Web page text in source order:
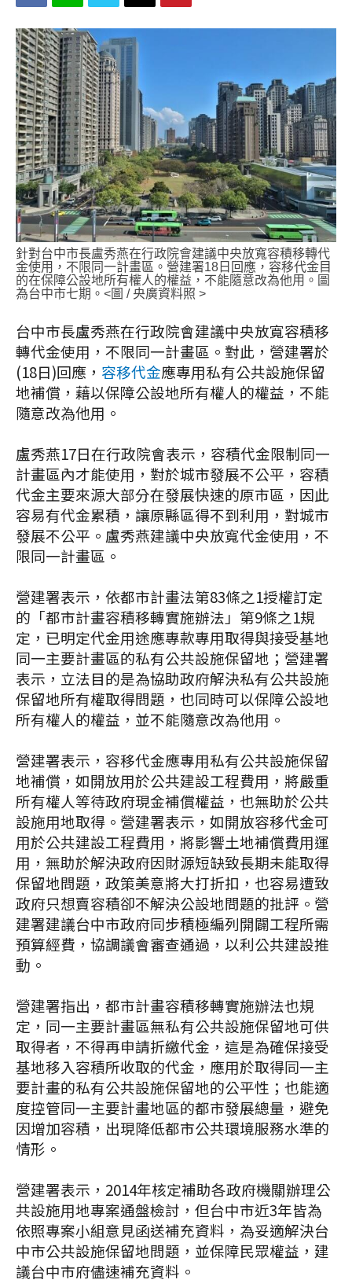
針對台中市長盧秀燕在行政院會建議中央放寬容積移轉代
金使用，不限同一計畫區。營建署18日回應，容移代金目
的在保障公設地所有權人的權益，不能隨意改為他用。圖
為台中市七期。<圖 / 央廣資料照 >
台中市長盧秀燕在行政院會建議中央放寬容積移
轉代金使用，不限同一計畫區。對此，營建署於
(18日)回應， 容移代金應專用私有公共設施保留
地補償，藉以保障公設地所有權人的權益，不能
隨意改為他用。
盧秀燕17日在行政院會表示，容積代金限制同一
計畫區內才能使用，對於城市發展不公平，容積
代金主要來源大部分在發展快速的原市區，因此
容易有代金累積，讓原縣區得不到利用，對城市
發展不公平。盧秀燕建議中央放寬代金使用，不
限同一計畫區。
營建署表示，依都市計畫法第83條之1授權訂定
的「都市計畫容積移轉實施辦法」第9條之1規
定，已明定代金用途應專款專用取得與接受基地
同一主要計畫區的私有公共設施保留地；營建署
表示，立法目的是為協助政府解決私有公共設施
保留地所有權取得問題，也同時可以保障公設地
所有權人的權益，並不能隨意改為他用。
營建署表示，容移代金應專用私有公共設施保留
地補償，如開放用於公共建設工程費用，將嚴重
所有權人等待政府現金補償權益，也無助於公共
設施用地取得。營建署表示，如開放容移代金可
用於公共建設工程費用，將影響土地補償費用運
用，無助於解決政府因財源短缺致長期未能取得
保留地問題，政策美意將大打折扣，也容易遭致
政府只想賣容積卻不解決公設地問題的批評。營
建署建議台中市政府同步積極編列開闢工程所需
預算經費，協調議會審查通過，以利公共建設推
動。
營建署指出，都市計畫容積移轉實施辦法也規
定，同一主要計畫區無私有公共設施保留地可供
取得者，不得再申請折繳代金，這是為確保接受
基地移入容積所收取的代金，應用於取得同一主
要計畫的私有公共設施保留地的公平性；也能適
度控管同一主要計畫地區的都市發展總量，避免
因增加容積，出現降低都市公共環境服務水準的
情形。
營建署表示，2014年核定補助各政府機關辦理公
共設施用地專案通盤檢討，但台中市近3年皆為
依照專案小組意見函送補充資料，為妥適解決台
中市公共設施保留地問題，並保障民眾權益，建
議台中市府儘速補充資料。